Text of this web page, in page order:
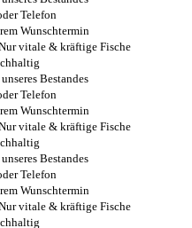
Telefon
Wunschtermin
vitale & kräftige Fische
Bestandes
Telefon
Wunschtermin
vitale & kräftige Fische
Bestandes
Telefon
Wunschtermin
vitale & kräftige Fische